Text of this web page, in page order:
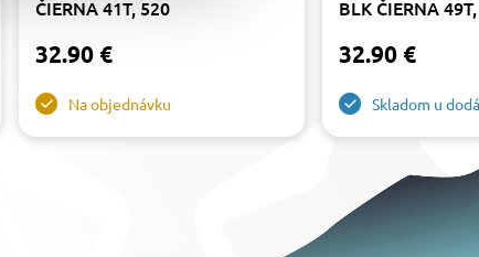
ČIERNA 41T, 520
32.90 €
Na objednávku
BLK ČIERNA
32.90 €
Skladom u